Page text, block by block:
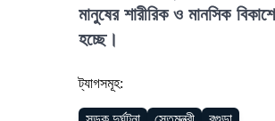
মানুষের শারীরিক ও মানসিক
হচ্ছে।
ট্যাগসমূহ: